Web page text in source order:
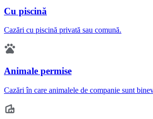
Cu piscină
Cazări cu piscină privată sau comună.
Animale permise
Cazări în care animalele de companie sunt